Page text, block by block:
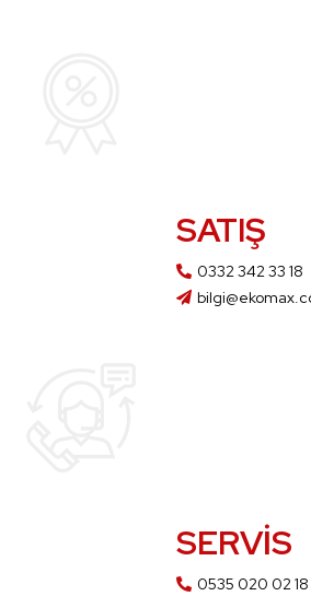
SATIŞ
0332 342 33 18
SERVIS
0535 020 02 18